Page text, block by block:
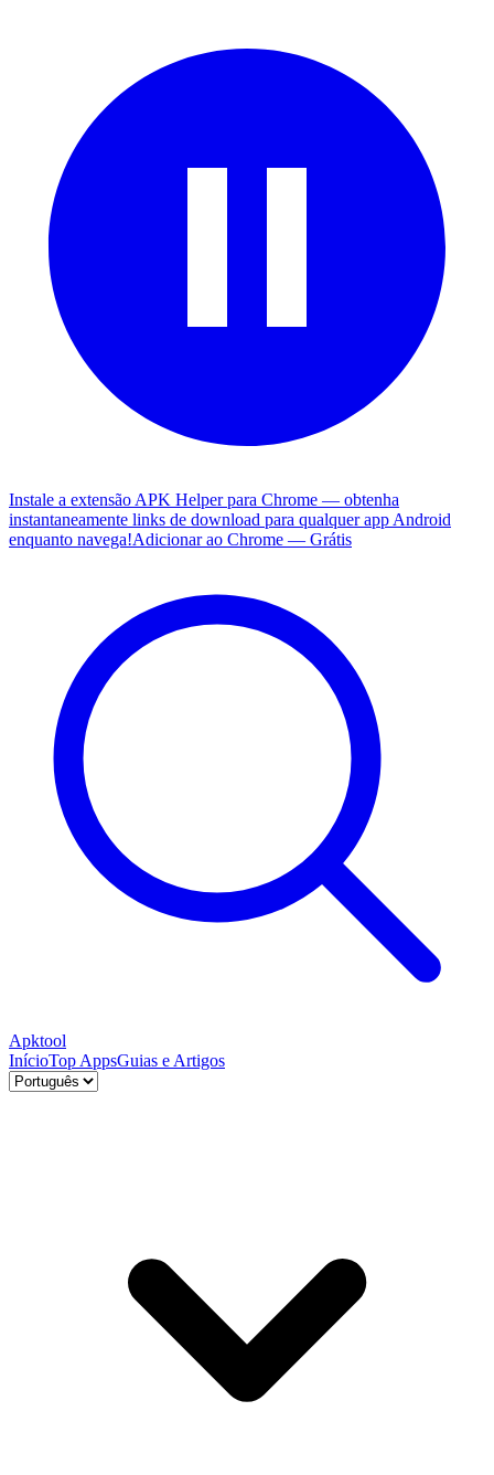
Instale a extensão APK Helper para Chrome — obtenha
instantaneamente links de download para qualquer app Android
enquanto navega!Adicionar ao Chrome — Grátis
Apktool
InícioTop AppsGuias e Artigos